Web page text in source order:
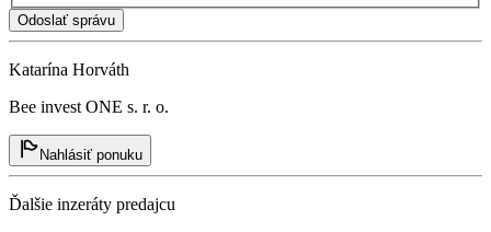
Odoslať správu
Katarína Horváth
Bee invest ONE s. r. o.
Nahlásiť ponuku
Ďalšie inzeráty predajcu